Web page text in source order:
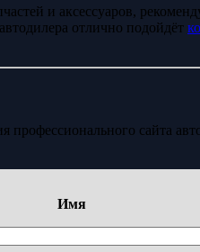
и аксессуаров,
отлично подойдёт
сайта
Имя